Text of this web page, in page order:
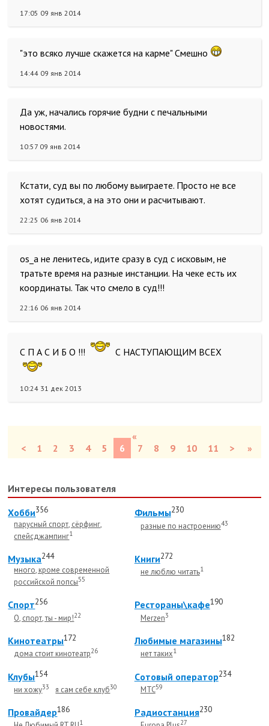
17:05 09 янв 2014
"это всяко лучше скажется на карме" Смешно
14:44 09 янв 2014
Да уж, начались горячие будни с печальными
новостями.
10:57 09 янв 2014
Кстати, суд вы по любому выиграете. Просто не все
хотят судиться, а на это они и расчитывают.
22:25 06 янв 2014
os_a не ленитесь, идите сразу в суд с исковым, не
тратьте время на разные инстанции. На чеке есть их
координаты. Так что смело в суд!!!
22:16 06 янв 2014
С П А С И Б О !!! С НАСТУПАЮЩИМ ВСЕХ
10:24 31 дек 2013
«
<
1 2 3 4 5 6 7 8 9 10 11 > »
Интересы пользователя
Хобби356
парусный спорт, сёрфинг,
спейсджампинг1
Фильмы230
разные по настроению43
Музыка244
много, кроме современной
российской попсы55
Книги272
не люблю читать1
Спорт256
О, спорт, ты - мир!22
Рестораны\кафе190
Merzen3
Кинотеатры172
дома стоит кинотеатр26
Любимые магазины182
нет таких1
Клубы154
ни хожу33 я сам себе клуб30
Cотовый оператор234
МТС59
Провайдер186
1
Радиостанция230
27